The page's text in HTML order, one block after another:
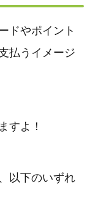
ドやポイント
払うイメージ
すよ！
以下のいずれ